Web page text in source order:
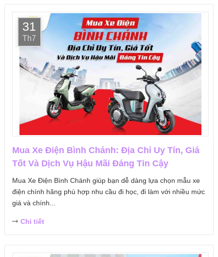
31
Th7
Mua Xe Điện Bình Chánh: Địa Chỉ Uy Tín, Giá
Tốt Và Dịch Vụ Hậu Mãi Đáng Tin Cậy
Mua Xe Điện Bình Chánh giúp bạn dễ dàng lựa chọn mẫu xe
điện chính hãng phù hợp nhu cầu đi học, đi làm với nhiều mức
giá và chính...
Chi tiết